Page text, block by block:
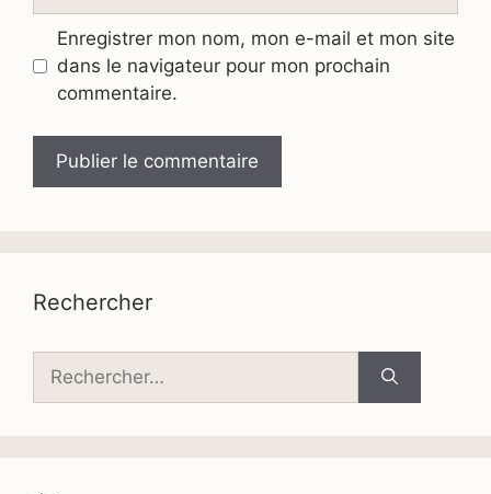
Enregistrer mon nom, mon e-mail et mon site
dans le navigateur pour mon prochain
commentaire.
Rechercher